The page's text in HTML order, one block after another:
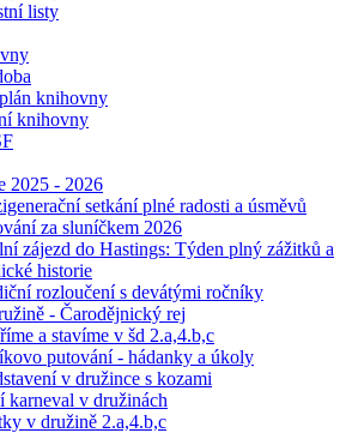
listy
knihovny
knihovny
2025 - 2026
setkání plné radosti a úsměvů
za sluníčkem 2026
zájezd do Hastings: Týden plný zážitků a
historie
rozloučení s devátými ročníky
- Čarodějnický rej
a stavíme v šd 2.a,4.b,c
putování - hádanky a úkoly
v družince s kozami
karneval v družinách
v družině 2.a,4.b,c